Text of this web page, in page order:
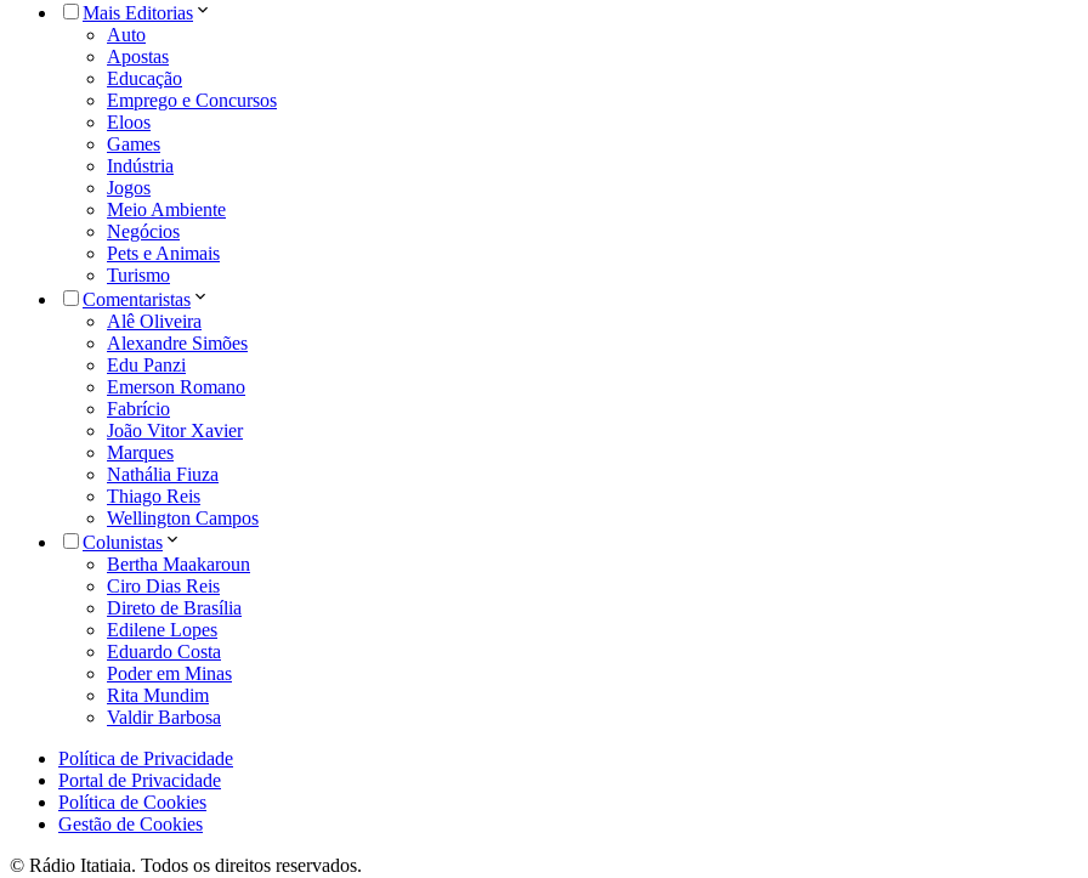
Mais Editorias
Auto
Apostas
Educação
Emprego e Concursos
Eloos
Games
Indústria
Jogos
Meio Ambiente
Negócios
Pets e Animais
Turismo
Comentaristas
Alê Oliveira
Alexandre Simões
Edu Panzi
Emerson Romano
Fabrício
João Vitor Xavier
Marques
Nathália Fiuza
Thiago Reis
Wellington Campos
Colunistas
Bertha Maakaroun
Ciro Dias Reis
Direto de Brasília
Edilene Lopes
Eduardo Costa
Poder em Minas
Rita Mundim
Valdir Barbosa
Política de Privacidade
Portal de Privacidade
Política de Cookies
Gestão de Cookies
© Rádio Itatiaia. Todos os direitos reservados.